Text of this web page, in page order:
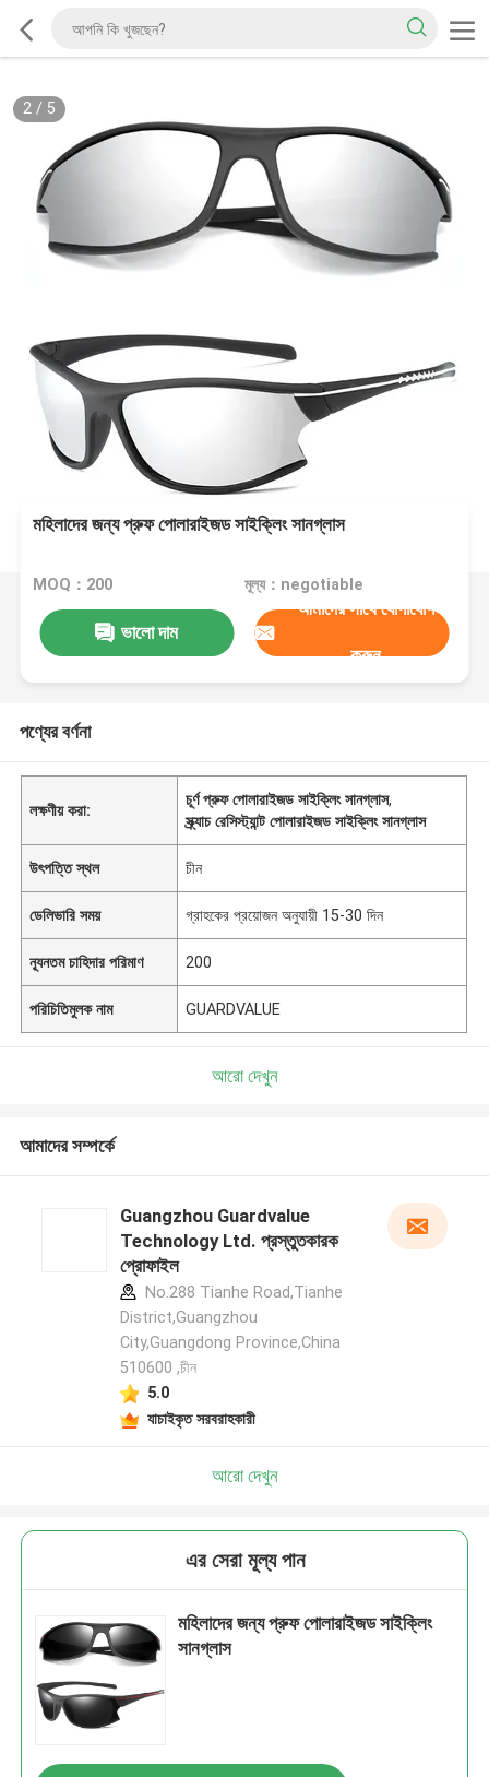
2/ 5
মহিলাদের জন্য প্রুফ পোলারাইজড সাইক্লিং সানগ্লাস
MOQ：200 মূল্য：negotiable
ভালো দাম
আমাদের সাথে যোগাযোগ
করুন
পণ্যের বর্ণনা
লক্ষণীয় করা:
চূর্ণ প্রুফ পোলারাইজড সাইক্লিং সানগ্লাস,
স্ক্র্যাচ রেসিস্ট্যান্ট পোলারাইজড সাইক্লিং সানগ্লাস
উৎপত্তি স্থল চীন
ডেলিভারি সময় গ্রাহকের প্রয়োজন অনুযায়ী 15-30 দিন
ন্যূনতম চাহিদার পরিমাণ 200
পরিচিতিমুলক নাম GUARDVALUE
আরো দেখুন
আমাদের সম্পর্কে
Guangzhou Guardvalue
Technology Ltd. প্রস্তুতকারক
প্রোফাইল
No.288 Tianhe Road,Tianhe
District,Guangzhou
City,Guangdong Province,China
510600 ,চীন
5.0
যাচাইকৃত সরবরাহকারী
আরো দেখুন
এর সেরা মূল্য পান
মহিলাদের জন্য প্রুফ পোলারাইজড সাইক্লিং
সানগ্লাস